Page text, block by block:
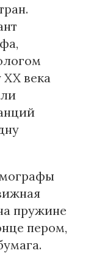
века
пружине
пером,